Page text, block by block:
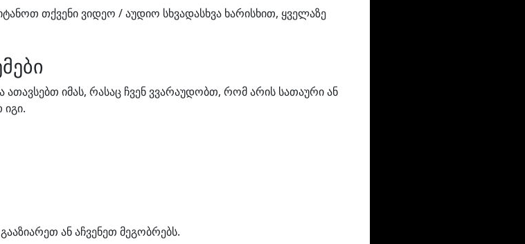
თქვენი ვიდეო / აუდიო სხვადასხვა ხარისხით, ყველაზე
იმას, რასაც ჩვენ ვვარაუდობთ, რომ არის სათაური ან
ან აჩვენეთ მეგობრებს.